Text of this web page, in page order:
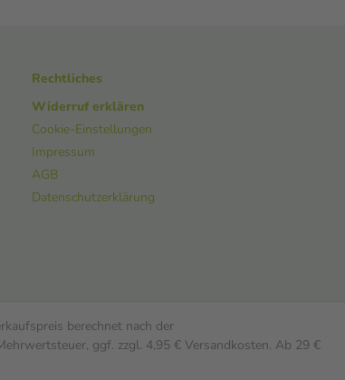
Rechtliches
Widerruf erklären
Cookie-Einstellungen
Impressum
AGB
Datenschutzerklärung
berechnet nach der
ggf. zzgl. 4,95 € Versandkosten. Ab 29 €